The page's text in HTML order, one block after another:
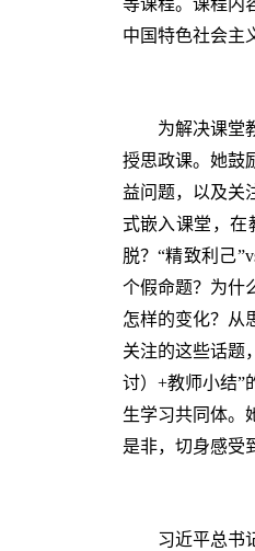
中国特色社会主
为解决课堂
授思政课。她鼓
益问题，以及关
式嵌入课堂，在
脱？“精致利己
个假命题？为什
怎样的变化？从
关注的这些话题
讨）+教师小结”
生学习共同体。
是非，切身感受
习近平总书